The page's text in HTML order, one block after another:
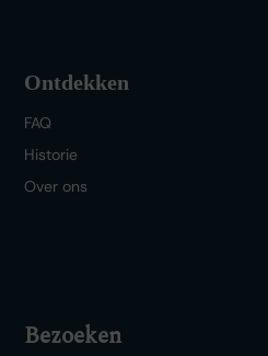
Ontdekken
FAQ
Historie
Over ons
Bezoeken